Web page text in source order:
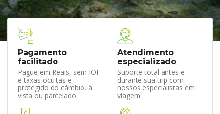
Pagamento
facilitado
Pague em Reais, sem IOF
e taxas ocultas e
protegido do câmbio, à
vista ou parcelado.
Atendimento
especializado
Suporte total antes e
durante sua trip com
nossos especialistas em
viagem.